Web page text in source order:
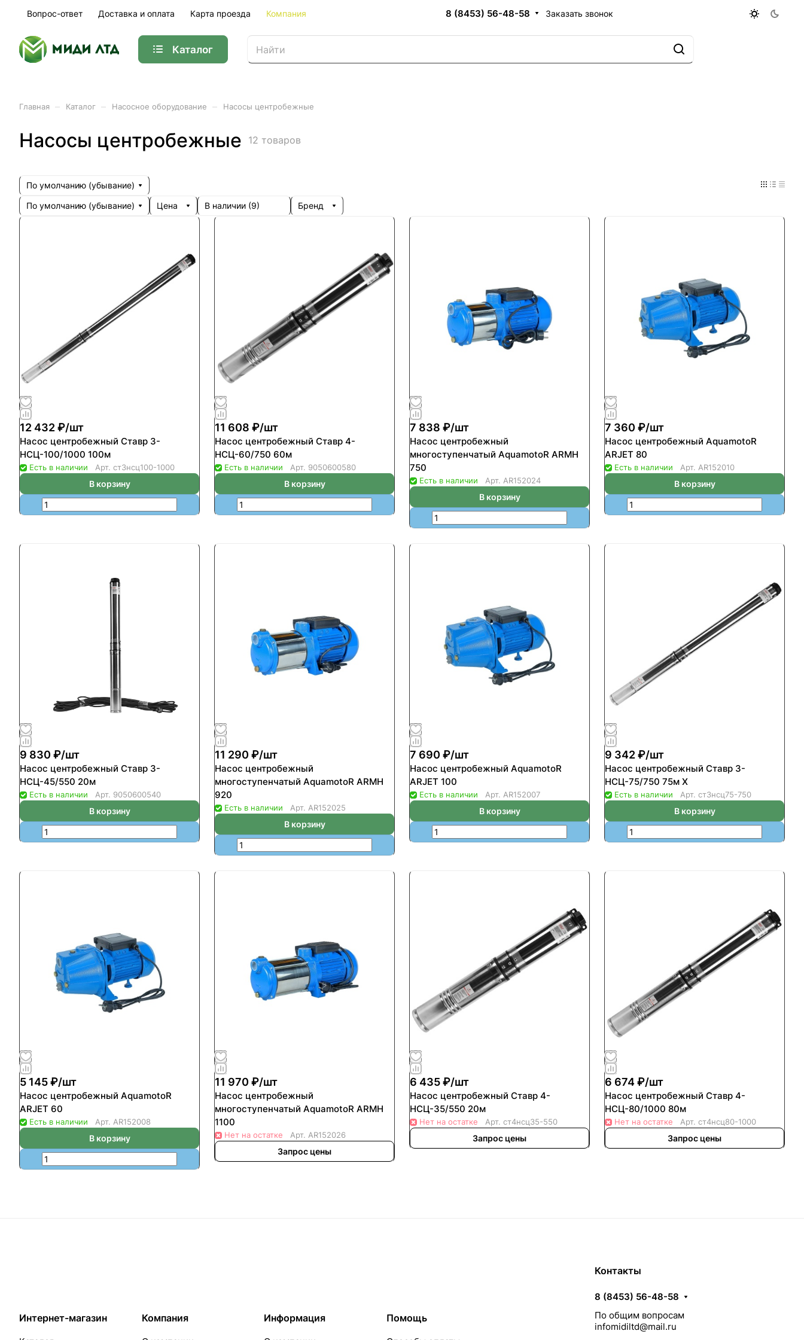
Вопрос-ответ Доставка и оплата Карта проезда Компания 8 (8453) 56-48-58 Заказать звонок
Каталог
Главная Каталог Насосное оборудование Насосы центробежные
Насосы центробежные 12 товаров
По умолчанию (убывание)
По умолчанию (убывание)
Цена В наличии (9) Бренд
12 432 ₽/шт
Насос центробежный Ставр 3-
НСЦ-100/1000 100м
Есть в наличии Арт. ст3нсц100-1000
В корзину
11 608 ₽/шт
Насос центробежный Ставр 4-
НСЦ-60/750 60м
Есть в наличии Арт. 9050600580
В корзину
7 838 ₽/шт
Насос центробежный
многоступенчатый AquamotoR ARMH
750
Есть в наличии Арт. AR152024
В корзину
7 360 ₽/шт
Насос центробежный AquamotoR
ARJET 80
Есть в наличии Арт. AR152010
В корзину
9 830 ₽/шт
Насос центробежный Ставр 3-
НСЦ-45/550 20м
Есть в наличии Арт. 9050600540
В корзину
11 290 ₽/шт
Насос центробежный
многоступенчатый AquamotoR ARMH
920
Есть в наличии Арт. AR152025
В корзину
7 690 ₽/шт
Насос центробежный AquamotoR
ARJET 100
Есть в наличии Арт. AR152007
В корзину
9 342 ₽/шт
Насос центробежный Ставр 3-
НСЦ-75/750 75м Х
Есть в наличии Арт. ст3нсц75-750
В корзину
5 145 ₽/шт
Насос центробежный AquamotoR
ARJET 60
Есть в наличии Арт. AR152008
В корзину
11 970 ₽/шт
Насос центробежный
многоступенчатый AquamotoR ARMH
1100
Нет на остатке Арт. AR152026
Запрос цены
6 435 ₽/шт
Насос центробежный Ставр 4-
НСЦ-35/550 20м
Нет на остатке Арт. ст4нсц35-550
Запрос цены
6 674 ₽/шт
Насос центробежный Ставр 4-
НСЦ-80/1000 80м
Нет на остатке Арт. ст4нсц80-1000
Запрос цены
Интернет-магазин Компания Информация Помощь
Контакты
8 (8453) 56-48-58
По общим вопросам
infomidiltd@mail.ru